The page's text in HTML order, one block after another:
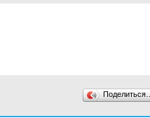
Поделиться…